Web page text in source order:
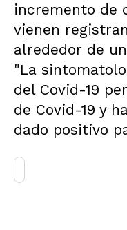
incremento de
vienen
alrededor de
"La
del Covid-19
de Covid-19 y
dado positivo